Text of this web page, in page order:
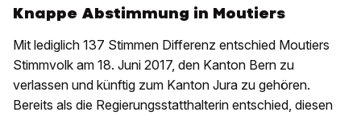
Knappe Abstimmung in Moutiers
Mit lediglich 137 Stimmen Differenz entschied Moutiers
Stimmvolk am 18. Juni 2017, den Kanton Bern zu
verlassen und künftig zum Kanton Jura zu gehören.
Bereits als die Regierungsstatthalterin entschied, diesen